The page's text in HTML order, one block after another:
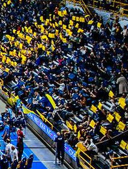
e 4 al terzo.
riceverà il "Trofeo